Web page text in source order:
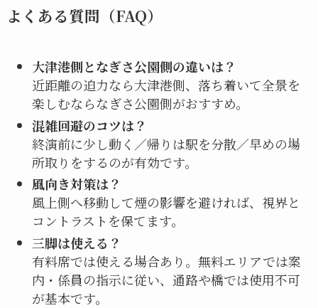
よくある質問（FAQ）
大津港側となぎさ公園側の違いは？
近距離の迫力なら大津港側、落ち着いて全景を
楽しむならなぎさ公園側がおすすめ。
混雑回避のコツは？
終演前に少し動く／帰りは駅を分散／早めの場
所取りをするのが有効です。
風向き対策は？
風上側へ移動して煙の影響を避ければ、視界と
コントラストを保てます。
三脚は使える？
有料席では使える場合あり。無料エリアでは案
内・係員の指示に従い、通路や橋では使用不可
が基本です。